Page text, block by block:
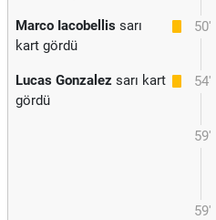
50'
Marco Iacobellis sarı
kart gördü
54'
Lucas Gonzalez sarı kart
gördü
59'
59'